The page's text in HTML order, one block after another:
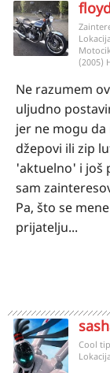
(2005)
Ne razumem
uljudno
jer ne mogu
džepovi ili zip
'aktuelno' i još
sam
Pa, što se
prijatelju...
Cool